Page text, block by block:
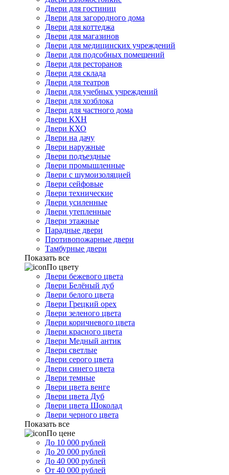
Двери для гостиниц
Двери для загородного дома
Двери для коттеджа
Двери для магазинов
Двери для медицинских учреждений
Двери для подсобных помещений
Двери для ресторанов
Двери для склада
Двери для театров
Двери для учебных учреждений
Двери для хозблока
Двери для частного дома
Двери КХН
Двери КХО
Двери на дачу
Двери наружные
Двери подъездные
Двери промышленные
Двери с шумоизоляцией
Двери сейфовые
Двери технические
Двери усиленные
Двери утепленные
Двери этажные
Парадные двери
Противопожарные двери
Тамбурные двери
Показать все
По цвету
Двери бежевого цвета
Двери Белёный дуб
Двери белого цвета
Двери Грецкий орех
Двери зеленого цвета
Двери коричневого цвета
Двери красного цвета
Двери Медный антик
Двери светлые
Двери серого цвета
Двери синего цвета
Двери темные
Двери цвета венге
Двери цвета Дуб
Двери цвета Шоколад
Двери черного цвета
Показать все
По цене
До 10 000 рублей
До 20 000 рублей
До 40 000 рублей
От 40 000 рублей